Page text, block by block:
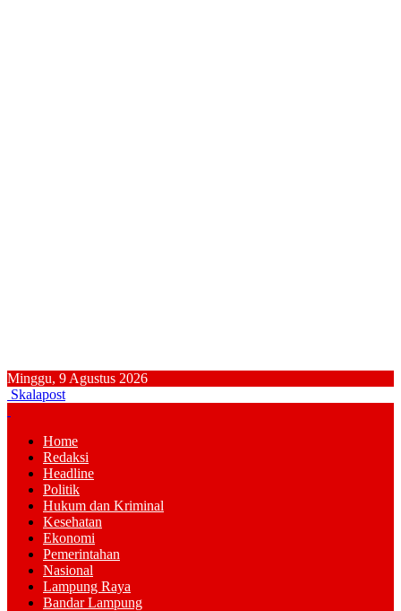
Minggu, 9 Agustus 2026
Skalapost
Home
Redaksi
Headline
Politik
Hukum dan Kriminal
Kesehatan
Ekonomi
Pemerintahan
Nasional
Lampung Raya
Bandar Lampung